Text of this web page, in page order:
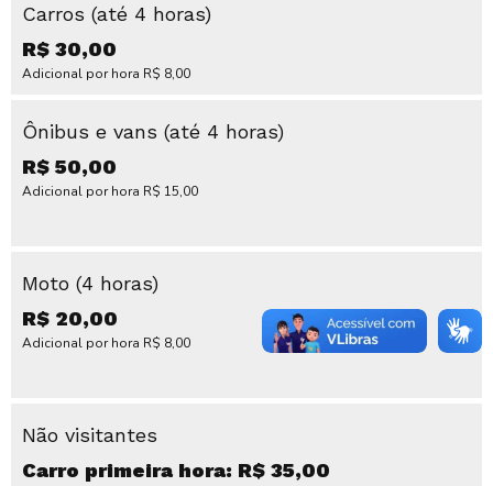
Carros (até 4 horas)
R$ 30,00
Adicional por hora R$ 8,00
Ônibus e vans (até 4 horas)
R$ 50,00
Adicional por hora R$ 15,00
Moto (4 horas)
R$ 20,00
Adicional por hora R$ 8,00
Não visitantes
Carro primeira hora: R$ 35,00